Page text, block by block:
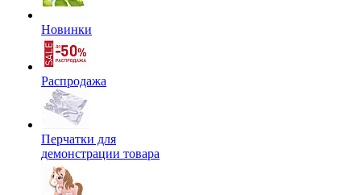
Новинки
Распродажа
Перчатки для
демонстрации товара